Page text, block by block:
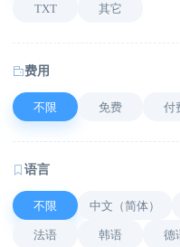
TXT 其它
费用
不限 免费 付
语言
不限 中文（简体）
法语 韩语 德